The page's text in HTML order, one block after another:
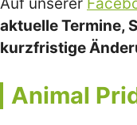
Auf unserer
aktuelle Termine,
kurzfristige
Animal